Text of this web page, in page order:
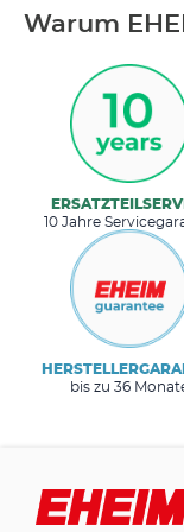
Warum
10 Jahre
bis zu 36